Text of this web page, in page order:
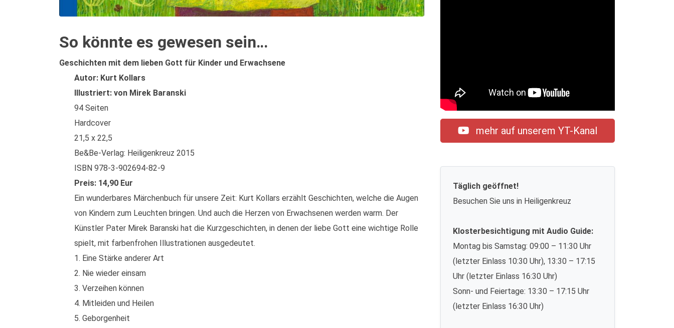
So könnte es gewesen sein…
Geschichten mit dem lieben Gott für Kinder und Erwachsene
Autor: Kurt Kollars
Illustriert: von Mirek Baranski
94 Seiten
Hardcover
21,5 x 22,5
Be&Be-Verlag: Heiligenkreuz 2015
ISBN 978-3-902694-82-9
Preis: 14,90 Eur
Ein wunderbares Märchenbuch für unsere Zeit: Kurt Kollars erzählt Geschichten, welche die Augen
von Kindern zum Leuchten bringen. Und auch die Herzen von Erwachsenen werden warm. Der
Künstler Pater Mirek Baranski hat die Kurzgeschichten, in denen der liebe Gott eine wichtige Rolle
spielt, mit farbenfrohen Illustrationen ausgedeutet.
1. Eine Stärke anderer Art
2. Nie wieder einsam
3. Verzeihen können
4. Mitleiden und Heilen
5. Geborgenheit
mehr auf unserem YT-Kanal
Täglich geöffnet!
Besuchen Sie uns in Heiligenkreuz
Klosterbesichtigung mit Audio Guide:
Montag bis Samstag: 09:00 – 11:30 Uhr
(letzter Einlass 10:30 Uhr), 13:30 – 17:15
Uhr (letzter Einlass 16:30 Uhr)
Sonn- und Feiertage: 13:30 – 17:15 Uhr
(letzter Einlass 16:30 Uhr)